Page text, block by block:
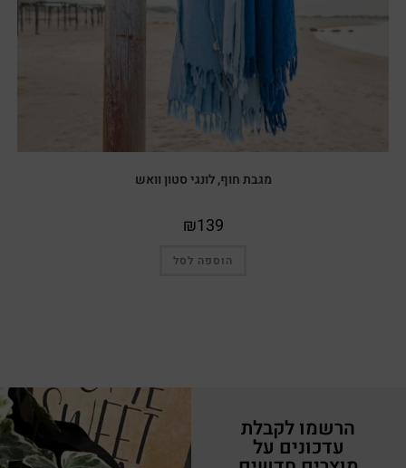
מגבת חוף, לונגי סטון וואש
₪139
הוספה לסל
הרשמו לקבלת
עדכונים על